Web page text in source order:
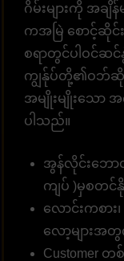
ဂိမ်းများကို အချိ
ကအမြဲ စောင့်ဆိုင်
စရာတွင်ပါဝင်ဆ
ကျွန်ုပ်တို့၏ဝဘ်ဆို
အမျိုးမျိုးသော အ
ပါသည်။
အွန်လိုင်းဘော
ကျပ် )မှစတင်နို
လောင်းကစား၊
လော့များအ
Customer တ